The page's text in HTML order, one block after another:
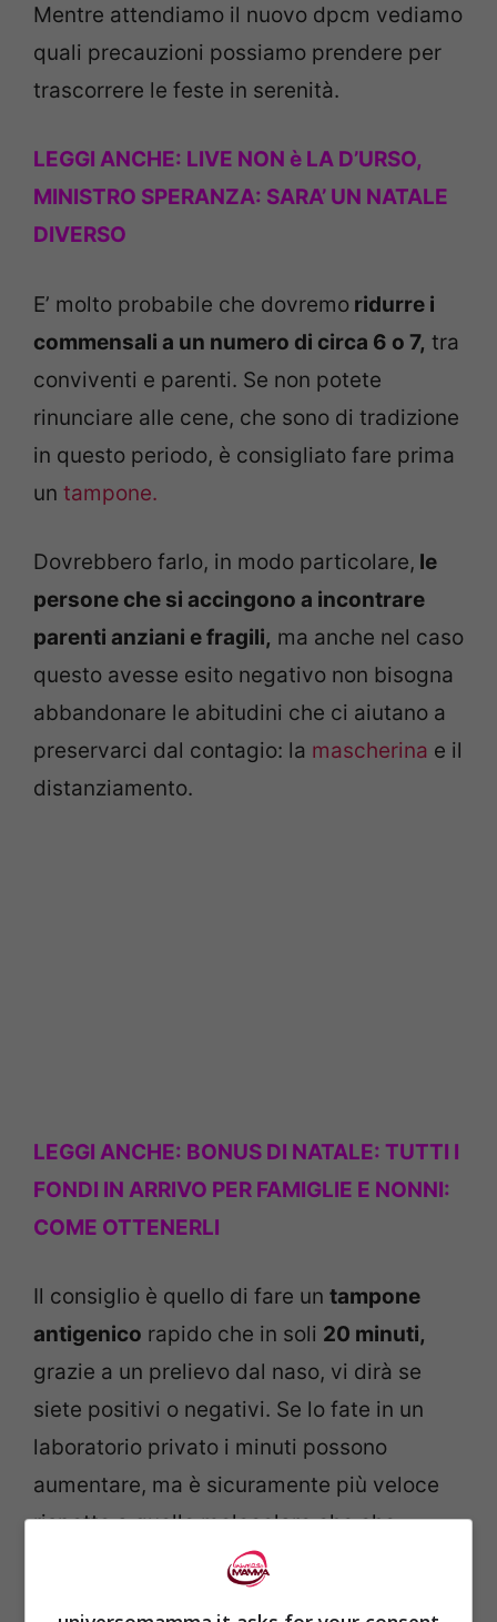
Mentre attendiamo il nuovo dpcm vediamo
quali precauzioni possiamo prendere per
trascorrere le feste in serenità.
LEGGI ANCHE: LIVE NON è LA D’URSO,
MINISTRO SPERANZA: SARA’ UN NATALE
DIVERSO
E’ molto probabile che dovremo ridurre i
commensali a un numero di circa 6 o 7, tra
conviventi e parenti. Se non potete
rinunciare alle cene, che sono di tradizione
in questo periodo, è consigliato fare prima
un tampone.
Dovrebbero farlo, in modo particolare, le
persone che si accingono a incontrare
parenti anziani e fragili, ma anche nel caso
questo avesse esito negativo non bisogna
abbandonare le abitudini che ci aiutano a
preservarci dal contagio: la mascherina e il
distanziamento.
LEGGI ANCHE: BONUS DI NATALE: TUTTI I
FONDI IN ARRIVO PER FAMIGLIE E NONNI:
COME OTTENERLI
Il consiglio è quello di fare un tampone
antigenico rapido che in soli 20 minuti,
grazie a un prelievo dal naso, vi dirà se
siete positivi o negativi. Se lo fate in un
laboratorio privato i minuti possono
aumentare, ma è sicuramente più veloce
rispetto a quello molecolare che che
invece è più adatto a chi ha sintomi.